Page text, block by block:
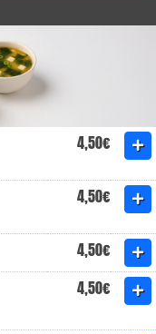
4,50€
4,50€
4,50€
4,50€